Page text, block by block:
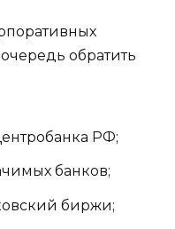
обратить
РФ;
банков;
биржи;